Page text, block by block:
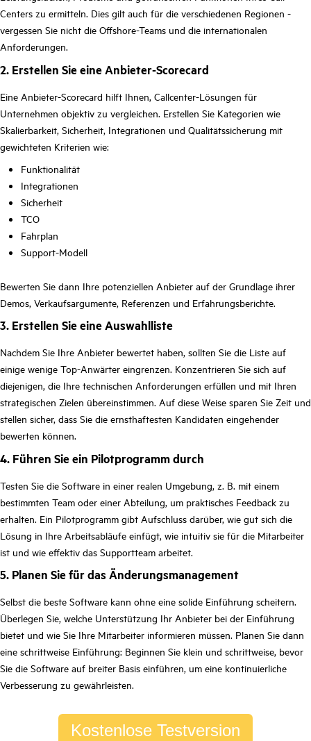
Centers zu ermitteln. Dies gilt auch für die verschiedenen Regionen -
vergessen Sie nicht die Offshore-Teams und die internationalen
Anforderungen.
2. Erstellen Sie eine Anbieter-Scorecard
Eine Anbieter-Scorecard hilft Ihnen, Callcenter-Lösungen für
Unternehmen objektiv zu vergleichen. Erstellen Sie Kategorien wie
Skalierbarkeit, Sicherheit, Integrationen und Qualitätssicherung mit
gewichteten Kriterien wie:
Funktionalität
Integrationen
Sicherheit
TCO
Fahrplan
Support-Modell
Bewerten Sie dann Ihre potenziellen Anbieter auf der Grundlage ihrer
Demos, Verkaufsargumente, Referenzen und Erfahrungsberichte.
3. Erstellen Sie eine Auswahlliste
Nachdem Sie Ihre Anbieter bewertet haben, sollten Sie die Liste auf
einige wenige Top-Anwärter eingrenzen. Konzentrieren Sie sich auf
diejenigen, die Ihre technischen Anforderungen erfüllen und mit Ihren
strategischen Zielen übereinstimmen. Auf diese Weise sparen Sie Zeit und
stellen sicher, dass Sie die ernsthaftesten Kandidaten eingehender
bewerten können.
4. Führen Sie ein Pilotprogramm durch
Testen Sie die Software in einer realen Umgebung, z. B. mit einem
bestimmten Team oder einer Abteilung, um praktisches Feedback zu
erhalten. Ein Pilotprogramm gibt Aufschluss darüber, wie gut sich die
Lösung in Ihre Arbeitsabläufe einfügt, wie intuitiv sie für die Mitarbeiter
ist und wie effektiv das Supportteam arbeitet.
5. Planen Sie für das Änderungsmanagement
Selbst die beste Software kann ohne eine solide Einführung scheitern.
Überlegen Sie, welche Unterstützung Ihr Anbieter bei der Einführung
bietet und wie Sie Ihre Mitarbeiter informieren müssen. Planen Sie dann
eine schrittweise Einführung: Beginnen Sie klein und schrittweise, bevor
Sie die Software auf breiter Basis einführen, um eine kontinuierliche
Verbesserung zu gewährleisten.
Kostenlose Testversion